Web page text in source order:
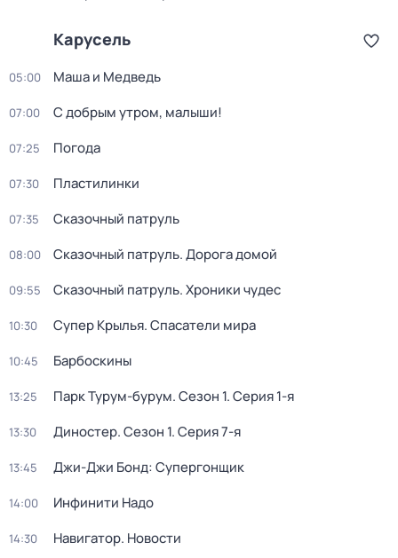
Карусель
05:00 Маша и Медведь
07:00 С добрым утром, малыши!
07:25 Погода
07:30 Пластилинки
07:35 Сказочный патруль
08:00 Сказочный патруль. Дорога домой
09:55 Сказочный патруль. Хроники чудес
10:30 Супер Крылья. Спасатели мира
10:45 Барбоскины
13:25 Парк Турум-бурум. Сезон 1. Серия 1-я
13:30 Диностер. Сезон 1. Серия 7-я
13:45 Джи-Джи Бонд: Супергонщик
14:00 Инфинити Надо
14:30 Навигатор. Новости